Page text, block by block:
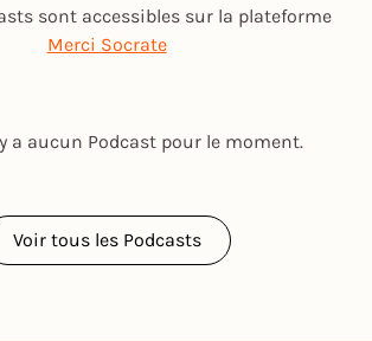
sont accessibles sur la plateforme
Merci Socrate
a aucun Podcast pour le moment.
Voir tous les Podcasts